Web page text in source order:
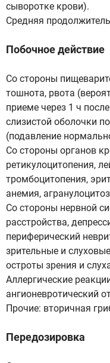
сыворотке крови).
Средняя
Побочное действие
Со стороны
тошнота, рвота
приеме через 1 ч
слизистой оболочки
(подавление
Со стороны органов
ретикулоцитопения,
тромбоцитопения,
анемия,
Со стороны нервной
расстройства,
периферический
зрительные и
остроты зрения и
Аллергические
ангионевротический
Прочие: вторичная
Передозировка